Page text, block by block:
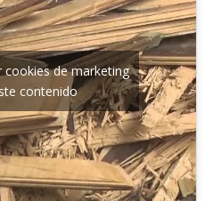
cookies de marketing
contenido